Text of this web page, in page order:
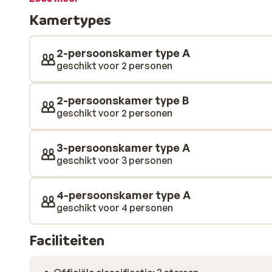
en moderne kamer en geniet je van een warme
naar in de lobby bij het knisperende haardvuur.
Kamertypes
2-persoonskamer type A
geschikt voor 2 personen
2-persoonskamer type B
geschikt voor 2 personen
3-persoonskamer type A
geschikt voor 3 personen
4-persoonskamer type A
geschikt voor 4 personen
Faciliteiten